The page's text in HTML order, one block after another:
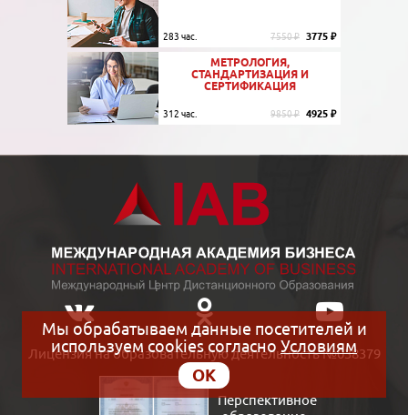
283 час. 7550 ₽ 3775 ₽
МЕТРОЛОГИЯ,
СТАНДАРТИЗАЦИЯ И
СЕРТИФИКАЦИЯ
312 час. 9850 ₽ 4925 ₽
Лицензия на образовательную деятельность №038379
Перспективное
Мы обрабатываем данные посетителей и
используем cookies согласно Условиям
OK